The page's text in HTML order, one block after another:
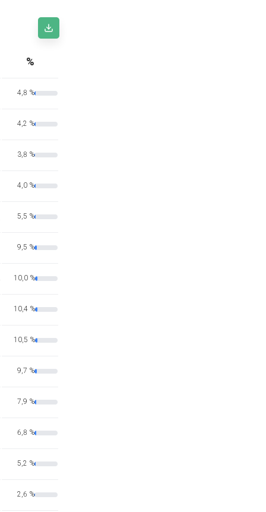
%
4,8 %
4,2 %
3,8 %
4,0 %
5,5 %
9,5 %
10,0 %
10,4 %
10,5 %
9,7 %
7,9 %
6,8 %
5,2 %
2,6 %